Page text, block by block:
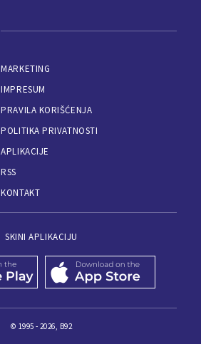
MARKETING
IMPRESUM
PRAVILA KORIŠĆENJA
POLITIKA PRIVATNOSTI
APLIKACIJE
RSS
KONTAKT
SKINI APLIKACIJU
© 1995 - 2026, B92